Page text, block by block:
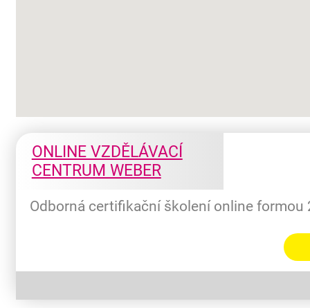
ONLINE VZDĚLÁVACÍ
CENTRUM WEBER
Odborná certifikační školení online formou